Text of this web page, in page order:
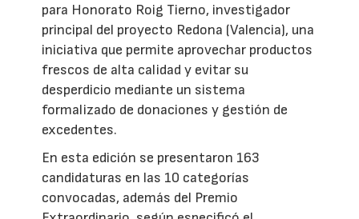
para Honorato Roig Tierno, investigador
principal del proyecto Redona (Valencia), una
iniciativa que permite aprovechar productos
frescos de alta calidad y evitar su
desperdicio mediante un sistema
formalizado de donaciones y gestión de
excedentes.
En esta edición se presentaron 163
candidaturas en las 10 categorías
convocadas, además del Premio